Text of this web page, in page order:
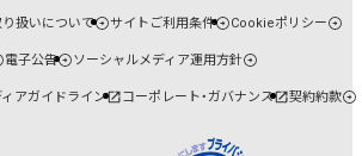
扱いについて サイトご利用条件 Cookieポリシー
電子公告 ソーシャルメディア運用方針
アガイドライン コーポレート・ガバナンス 契約約款